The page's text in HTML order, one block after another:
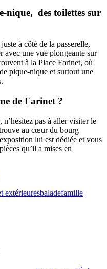
nique, des toilettes sur
à côté de la passerelle,
avec une vue plongeante sur
à la Place Farinet, où
pique-nique et surtout une
de Farinet ?
n’hésitez pas à aller visiter le
au cœur du bourg
lui est dédiée et vous
qu’il a mises en
extérieuresbaladefamille